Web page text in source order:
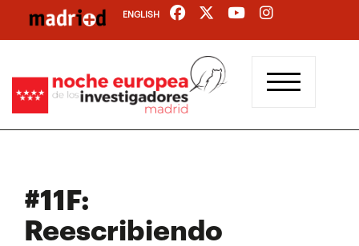
contenido
ENGLISH
#11F:
Reescribiendo